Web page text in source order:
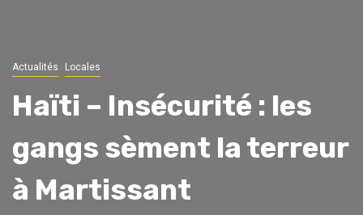
Actualités Locales
Haïti – Insécurité : les
gangs sèment la terreur
à Martissant